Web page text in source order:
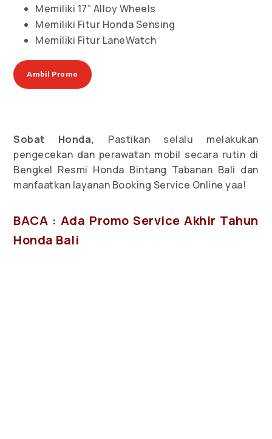
Memiliki 17” Alloy Wheels
Memiliki Fitur Honda Sensing
Memiliki Fitur LaneWatch
Ambil Promo
Sobat Honda, Pastikan selalu melakukan
pengecekan dan perawatan mobil secara rutin di
Bengkel Resmi Honda Bintang Tabanan Bali dan
manfaatkan layanan Booking Service Online yaa!
BACA : Ada Promo Service Akhir Tahun
Honda Bali